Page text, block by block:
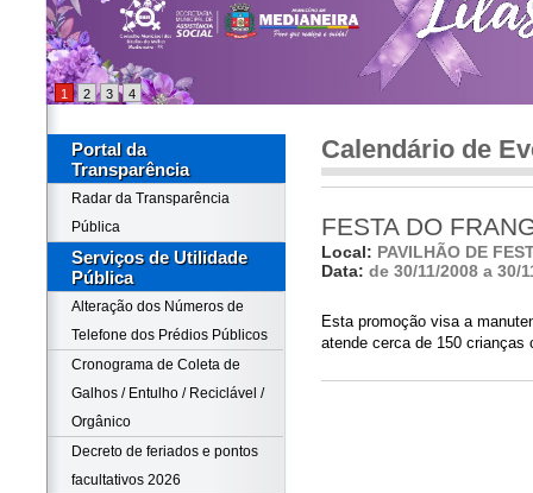
1 2 3 4
Portal da
Transparência
Radar da Transparência
Pública
Serviços de Utilidade
Pública
Alteração dos Números de
Telefone dos Prédios Públicos
Cronograma de Coleta de
Galhos / Entulho / Reciclável /
Orgânico
Decreto de feriados e pontos
facultativos 2026
Calendário de
FESTA DO
Local: PAVILHÃO DE
Data: de 30/11/2008 a 30/
Esta promoção visa a
atende cerca de 150